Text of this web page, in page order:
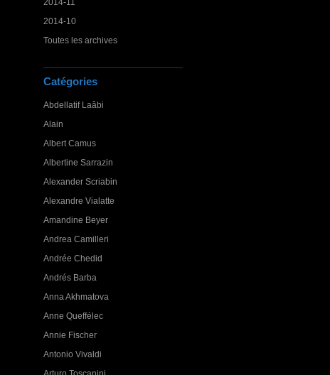
2014-10
Toutes les archives
Catégories
Abdellatif Laâbi
Alain
Albert Camus
Albertine Sarrazin
Alexander Scriabin
Alexandre Vialatte
Amandine Beyer
Andrea Camilleri
Andrée Chedid
Andrés Barba
Anna Akhmatova
Anne Queffélec
Annie Fischer
Antonio Vivaldi
Arturo Toscanini